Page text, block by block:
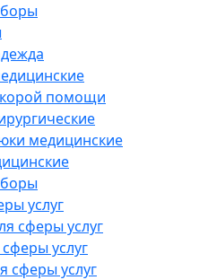
помощи
медицинские
услуг
сферы услуг
услуг
сферы услуг